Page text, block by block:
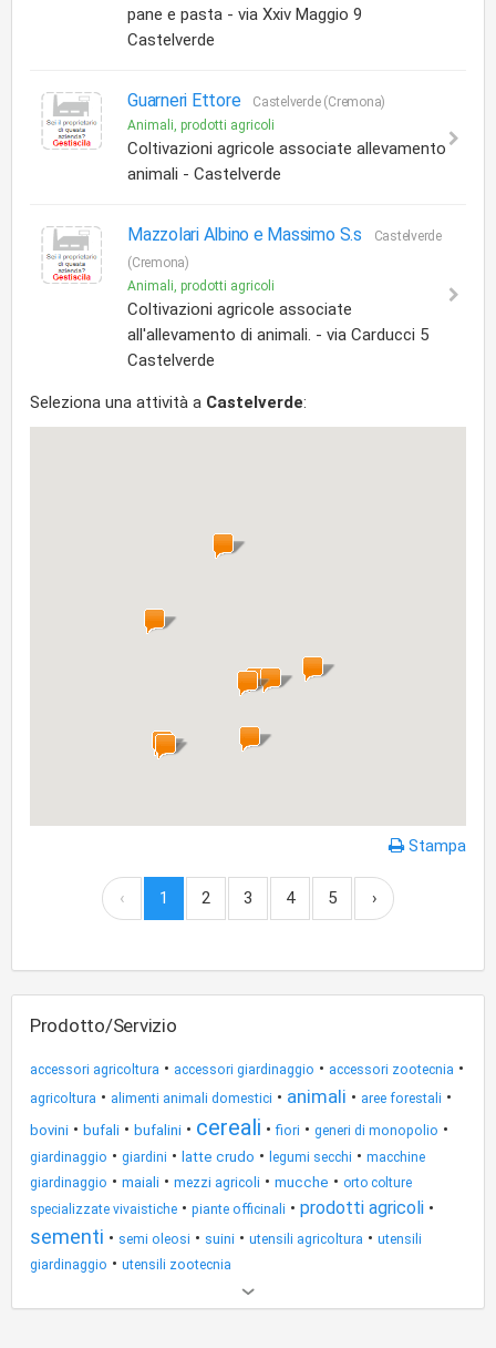
pane e pasta - via Xxiv Maggio 9
Castelverde
Guarneri Ettore
Castelverde (Cremona)
Animali, prodotti agricoli
Coltivazioni agricole associate allevamento
animali - Castelverde
Mazzolari Albino e Massimo S.s
Castelverde
(Cremona)
Animali, prodotti agricoli
Coltivazioni agricole associate
all'allevamento di animali. - via Carducci 5
Castelverde
Seleziona una attività a Castelverde:
Stampa
‹ 1 2 3 4 5 ›
Prodotto/Servizio
accessori agricoltura • accessori giardinaggio • accessori zootecnia •
agricoltura • alimenti animali domestici • animali • aree forestali •
bovini • bufali • bufalini • cereali •fiori • generi di monopolio •
giardinaggio • giardini • latte crudo • legumi secchi • macchine
giardinaggio • maiali • mezzi agricoli • mucche • orto colture
specializzate vivaistiche • piante officinali • prodotti agricoli •
sementi • semi oleosi • suini • utensili agricoltura • utensili
giardinaggio • utensili zootecnia
Altri